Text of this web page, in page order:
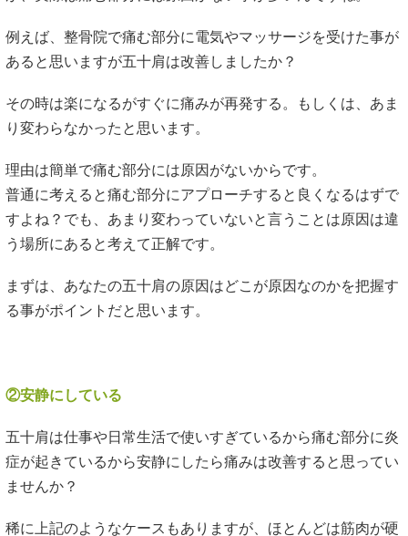
例えば、整骨院で痛む部分に電気やマッサージを受けた事が
あると思いますが五十肩は改善しましたか？
その時は楽になるがすぐに痛みが再発する。もしくは、あま
り変わらなかったと思います。
理由は簡単で痛む部分には原因がないからです。
普通に考えると痛む部分にアプローチすると良くなるはずで
すよね？でも、あまり変わっていないと言うことは原因は違
う場所にあると考えて正解です。
まずは、あなたの五十肩の原因はどこが原因なのかを把握す
る事がポイントだと思います。
②安静にしている
五十肩は仕事や日常生活で使いすぎているから痛む部分に炎
症が起きているから安静にしたら痛みは改善すると思ってい
ませんか？
稀に上記のようなケースもありますが、ほとんどは筋肉が硬